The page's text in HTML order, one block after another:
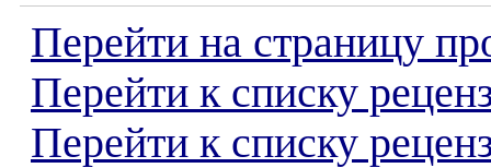
Перейти на страницу
Перейти к списку
Перейти к списку